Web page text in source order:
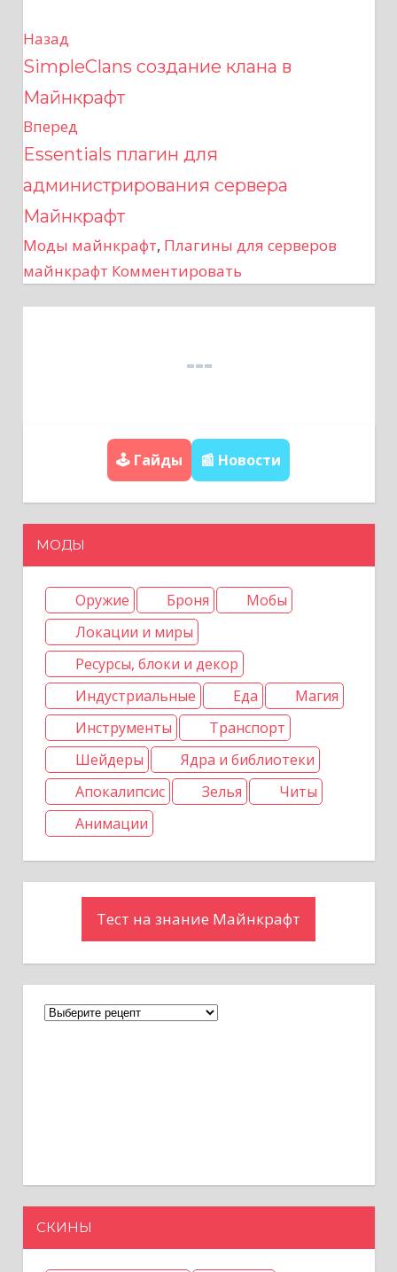
Н
а
в
и
г
а
ц
а
Назад
SimpleClans создание клана в
Майнкрафт
Вперед
Essentials плагин для
администрирования сервера
Майнкрафт
Моды майнкрафт, Плагины для серверов
майнкрафт Комментировать
🕹️ Гайды 📰 Новости
МОДЫ
Оружие Броня
Мобы
Локации и миры
Ресурсы, блоки и декор
Индустриальные
Еда
Магия
Инструменты
Транспорт
Шейдеры
Ядра и библиотеки
Апокалипсис
Зелья
Читы
Анимации
Тест на знание Майнкрафт
СКИНЫ